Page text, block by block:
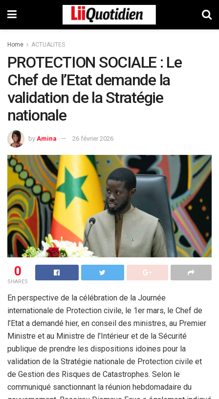
Home ACTUALITES
PROTECTION SOCIALE : Le
Chef de l’Etat demande la
validation de la Stratégie
nationale
by Amina 26 février 2026
0
SHARES
En perspective de la célébration de la Journée
internationale de Protection civile, le 1er mars, le Chef de
l’Etat a demandé hier, en conseil des ministres, au Premier
Ministre et au Ministre de l’Intérieur et de la Sécurité
publique de prendre les dispositions idoines pour la
validation de la Stratégie nationale de Protection civile et
de Gestion des Risques de Catastrophes. Selon le
communiqué sanctionnant la réunion hebdomadaire du